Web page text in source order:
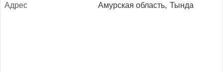
Ад­рес Амурская область, Тында